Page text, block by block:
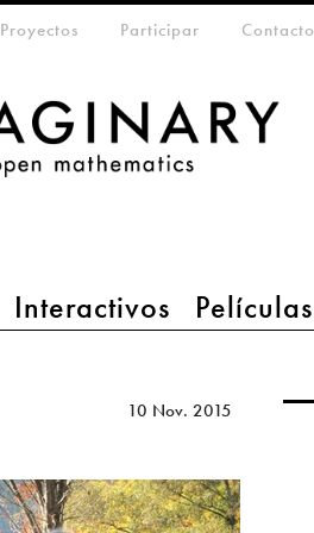
Interactivos Películas
Proyectos Participar Contacto
10 Nov. 2015